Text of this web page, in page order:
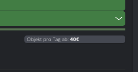
Objekt pro Tag ab: 40€